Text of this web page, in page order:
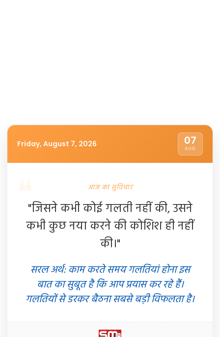
Friday, August 7, 2026 07
AUG
आज का सुविचार
"जिसने कभी कोई गलती नहीं की, उसने
कभी कुछ नया करने की कोशिश ही नहीं
की।"
सरल अर्थ: काम करते समय गलतियां होना इस
बात का सुबूत है कि आप प्रयास कर रहे हैं।
गलतियों से डरकर बैठना सबसे बड़ी विफलता है।